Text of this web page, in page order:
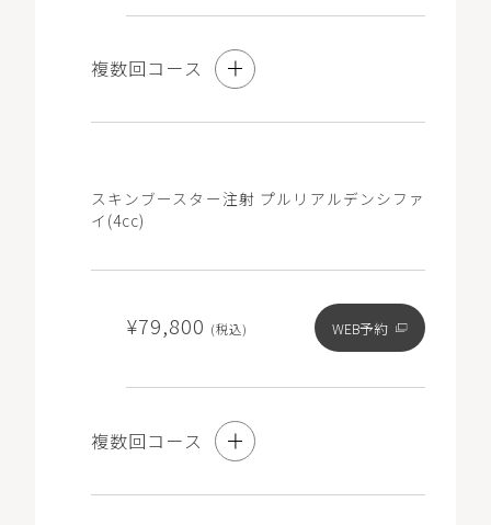
複数回コース
ケアシス-S(ペップビュー)付き
WEB予約
メニューをお選びいただき、ご要望欄に「コース希望」と
ご記入ください。
スキンブースター注射 プルリアルデンシファ
イ(4cc)
¥79,800 (税込) WEB予約
複数回コース